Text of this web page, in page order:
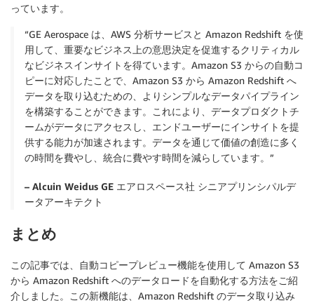
っています。
“GE Aerospace は、AWS 分析サービスと Amazon Redshift を使
用して、重要なビジネス上の意思決定を促進するクリティカル
なビジネスインサイトを得ています。Amazon S3 からの自動コ
ピーに対応したことで、Amazon S3 から Amazon Redshift へ
データを取り込むための、よりシンプルなデータパイプライン
を構築することができます。これにより、データプロダクトチ
ームがデータにアクセスし、エンドユーザーにインサイトを提
供する能力が加速されます。データを通じて価値の創造に多く
の時間を費やし、統合に費やす時間を減らしています。”
– Alcuin Weidus GE エアロスペース社 シニアプリンシパルデ
ータアーキテクト
まとめ
この記事では、自動コピープレビュー機能を使用して Amazon S3
から Amazon Redshift へのデータロードを自動化する方法をご紹
介しました。この新機能は、Amazon Redshift のデータ取り込み